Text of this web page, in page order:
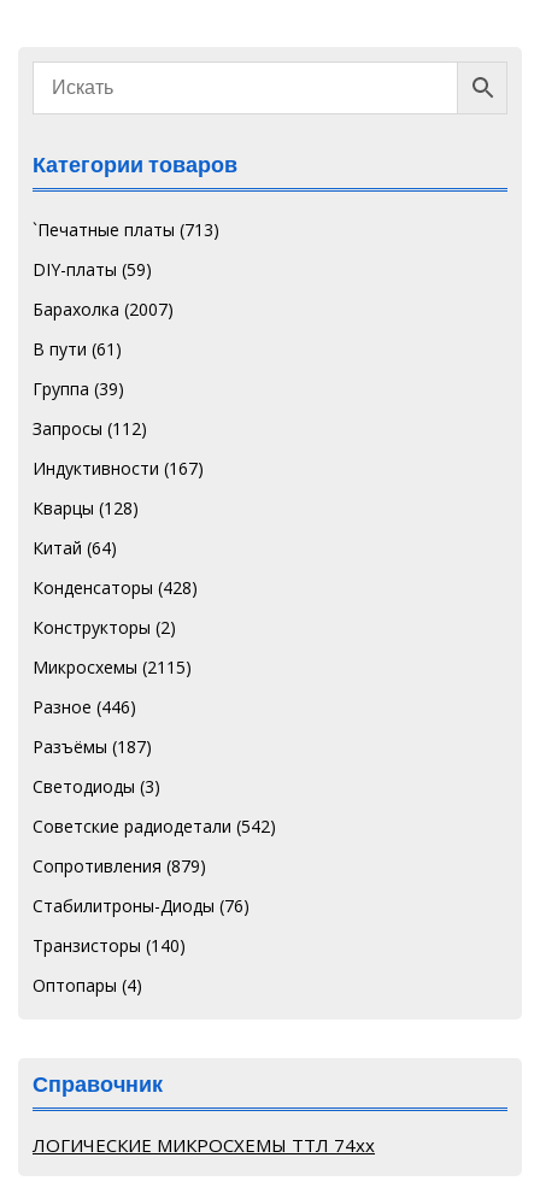
Категории товаров
`Печатные платы (713)
DIY-платы (59)
Барахолка (2007)
В пути (61)
Группа (39)
Запросы (112)
Индуктивности (167)
Кварцы (128)
Китай (64)
Конденсаторы (428)
Конструкторы (2)
Микросхемы (2115)
Разное (446)
Разъёмы (187)
Светодиоды (3)
Советские радиодетали (542)
Сопротивления (879)
Стабилитроны-Диоды (76)
Транзисторы (140)
Оптопары (4)
Справочник
ЛОГИЧЕСКИЕ МИКРОСХЕМЫ ТТЛ 74хх